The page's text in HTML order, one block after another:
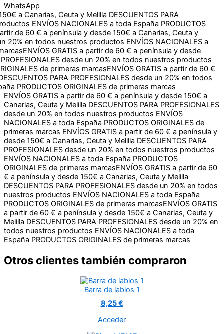
WhatsApp
Canarias, Ceuta y MelillaDESCUENTOS PARA
ENVÍOS NACIONALES a toda EspañaPRODUCTOS
60 € a península y desde 150€ a Canarias, Ceuta y Melilla
nuestros productosENVÍOS NACIONALES a toda España
a partir de 60 € a península y desde 150€ a Canarias, Ceuta
en todos nuestros productos ENVÍOS NACIONALES a toda
GRATIS a partir de 60 € a península y desde 150€ a
desde un 20% en todos nuestros productosENVÍOS
primeras marcas
ENVÍOS GRATIS a partir de 60 € a península y desde 150€ a
Canarias, Ceuta y Melilla DESCUENTOS PARA PROFESIONALES
desde un 20% en todos nuestros productos ENVÍOS
NACIONALES a toda España PRODUCTOS ORIGINALES de
primeras marcas ENVÍOS GRATIS a partir de 60 € a península y
desde 150€ a Canarias, Ceuta y Melilla DESCUENTOS PARA
PROFESIONALES desde un 20% en todos nuestros productos
ENVÍOS NACIONALES a toda España PRODUCTOS
ORIGINALES de primeras marcasENVÍOS GRATIS a partir de 60
€ a península y desde 150€ a Canarias, Ceuta y Melilla
DESCUENTOS PARA PROFESIONALES desde un 20% en todos
nuestros productos ENVÍOS NACIONALES a toda España
PRODUCTOS ORIGINALES de primeras marcasENVÍOS GRATIS
a partir de 60 € a península y desde 150€ a Canarias, Ceuta y
Melilla DESCUENTOS PARA PROFESIONALES desde un 20% en
todos nuestros productos ENVÍOS NACIONALES a toda
España PRODUCTOS ORIGINALES de primeras marcas
Otros clientes también compraron
Barra de labios 1
8,25 €
Acceder